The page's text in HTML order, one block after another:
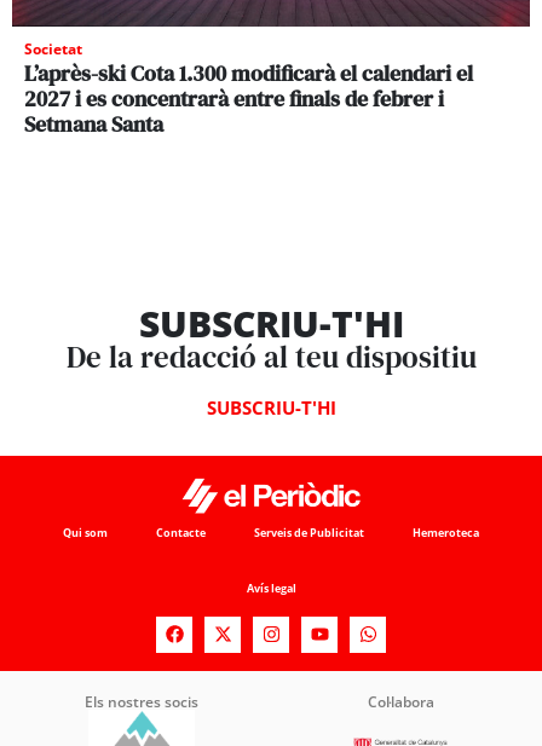
Societat
L’après-ski Cota 1.300 modificarà el calendari el
2027 i es concentrarà entre finals de febrer i
Setmana Santa
SUBSCRIU-T'HI
De la redacció al teu dispositiu
SUBSCRIU-T'HI
Qui som Contacte Serveis de Publicitat Hemeroteca
Avís legal
Els nostres socis Col·labora